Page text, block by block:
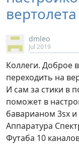
вертолета
dmleo
Jul 2019
Коллеги. Доброе
переходить на
И сам за стики в
поможет в
баварианом 3sx и
Аппаратура
Футаба 10